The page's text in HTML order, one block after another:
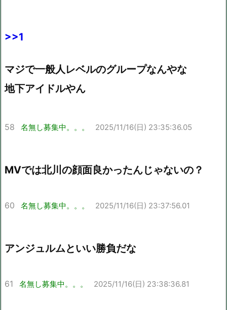
>>1
マジで一般人レベルのグループなんやな
地下アイドルやん
58 名無し募集中。。。 2025/11/16(日) 23:35:36.05
MVでは北川の顔面良かったんじゃないの？
60 名無し募集中。。。 2025/11/16(日) 23:37:56.01
アンジュルムといい勝負だな
61 名無し募集中。。。 2025/11/16(日) 23:38:36.81